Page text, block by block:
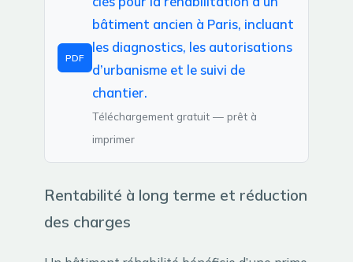
PDF
bâtiment ancien à Paris, incluant
les diagnostics, les autorisations
d’urbanisme et le suivi de
chantier.
Téléchargement gratuit — prêt à
imprimer
Rentabilité à long terme et réduction
des charges